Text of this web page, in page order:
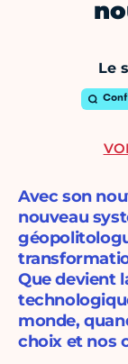
Le
Avec son
nouveau
Que devient
monde,
choix et nos